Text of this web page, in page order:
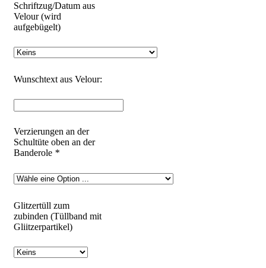
Schriftzug/Datum aus
Velour (wird
aufgebügelt)
Wunschtext aus Velour:
Verzierungen an der
Schultüte oben an der
Banderole *
Glitzertüll zum
zubinden (Tüllband mit
Gliitzerpartikel)